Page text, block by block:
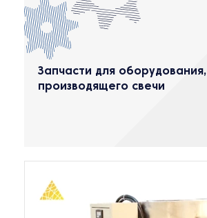
Запчасти для оборудования,
производящего свечи